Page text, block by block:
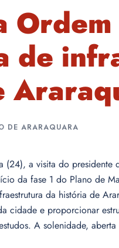
de
DE ARARAQUARA
(24), a visita do
da fase 1 do Plano de
da história de
cidade e proporcionar
A solenidade,